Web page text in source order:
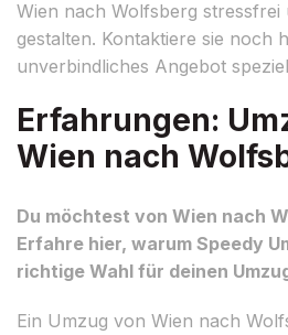
Wien nach Wolfsberg stressfrei
gestalten. Kontaktiere sie noch
unverbindliches Angebot
Erfahrungen:
Wien nach
Du möchtest von Wien nach
Erfahre hier, warum Speedy
richtige Wahl für deinen
Ein Umzug von Wien nach